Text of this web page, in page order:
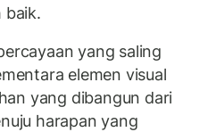
baik.
yang saling
elemen visual
yang dibangun dari
harapan yang